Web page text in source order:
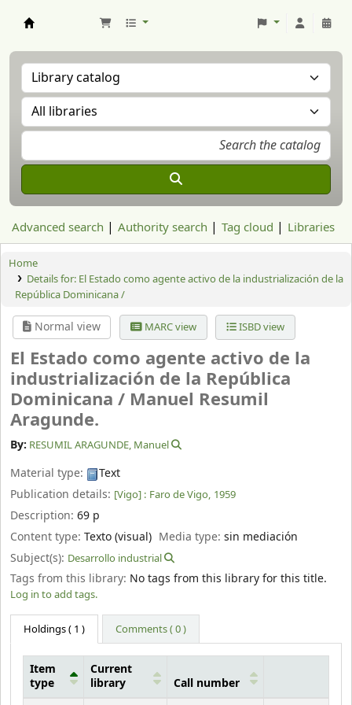
Advanced search Authority search Tag cloud Libraries
Home
Details for: El Estado como agente activo de la industrialización de la
República Dominicana /
Normal view MARC view ISBD view
El Estado como agente activo de la
industrialización de la República
Dominicana / Manuel Resumil
Aragunde.
By: RESUMIL ARAGUNDE, Manuel
Material type:
Text
Publication details: [Vigo] : Faro de Vigo, 1959
Description: 69 p
Content type: Texto (visual) Media type:sin mediación
Subject(s): Desarrollo industrial
Tags from this library: No tags from this library for this title.
Log in to add tags.
Holdings( 1 ) Comments ( 0 )
Item
type
Current
library
Call number